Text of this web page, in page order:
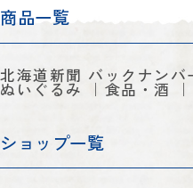
商品一覧
北海道新聞 バックナンバ
ぬいぐるみ 食品・酒
ショップ一覧